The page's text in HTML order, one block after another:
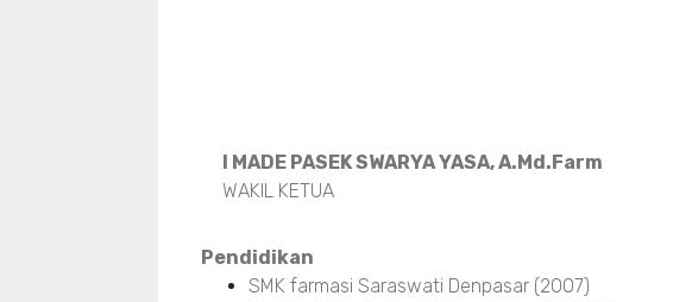
I MADE PASEK SWARYA YASA, A.Md.Farm
WAKIL KETUA
Pendidikan
SMK farmasi Saraswati Denpasar (2007)